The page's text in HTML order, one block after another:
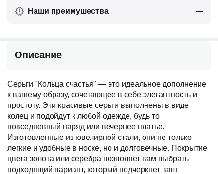
Наши преимушества
Описание
Серьги "Кольца счастья" — это идеальное дополнение
к вашему образу, сочетающее в себе элегантность и
простоту. Эти красивые серьги выполнены в виде
колец и подойдут к любой одежде, будь то
повседневный наряд или вечернее платье.
Изготовленные из ювелирной стали, они не только
легкие и удобные в носке, но и долговечные. Покрытие
цвета золота или серебра позволяет вам выбрать
подходящий вариант, который подчеркнет ваш